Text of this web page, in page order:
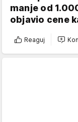
manje od
objavio cene
Reaguj